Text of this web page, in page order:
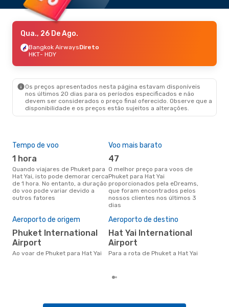
Qua., 26 De Ago.
Bangkok AirwaysDireto
HKT- HDY
Os preços apresentados nesta página estavam disponíveis
nos últimos 20 dias para os períodos especificados e não
devem ser considerados o preço final oferecido. Observe que a
disponibilidade e os preços estão sujeitos a alterações.
Tempo de voo
1 hora
Quando viajares de Phuket para
Hat Yai, isto pode demorar cerca
de 1 hora. No entanto, a duração
do voo pode variar devido a
outros fatores
Voo mais barato
47
O melhor preço para voos de
Phuket para Hat Yai
proporcionados pela eDreams,
que foram encontrados pelos
nossos clientes nos últimos 3
dias
Aeroporto de origem
Phuket International
Airport
Ao voar de Phuket para Hat Yai
Aeroporto de destino
Hat Yai International
Airport
Para a rota de Phuket a Hat Yai